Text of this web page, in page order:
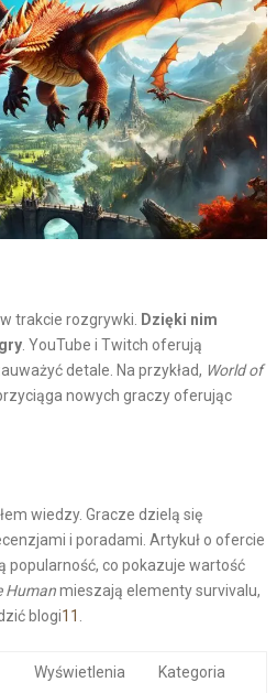
trakcie rozgrywki.
Dzięki nim
. YouTube i Twitch oferują
detale. Na przykład, World of
nowych graczy oferując
wiedzy. Gracze dzielą się
i poradami. Artykuł o ofercie
popularność, co pokazuje wartość
Humanmieszają elementy survivalu,
blogi11
Wyświetlenia Kategoria